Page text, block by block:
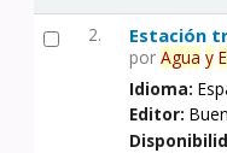
2. Estación
porAgua y
Idioma:
Editor: